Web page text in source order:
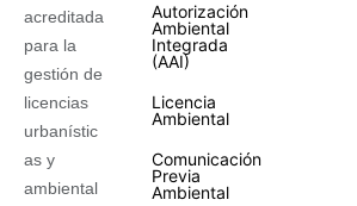
acreditada
para la
gestión de
licencias
urbanístic
as y
ambiental
Autorización
Ambiental
Integrada
(AAI)
Licencia
Ambiental
Comunicación
Previa
Ambiental